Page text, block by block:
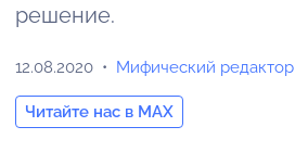
решение.
12.08.2020 Мифический редактор
Читайте нас в MAX